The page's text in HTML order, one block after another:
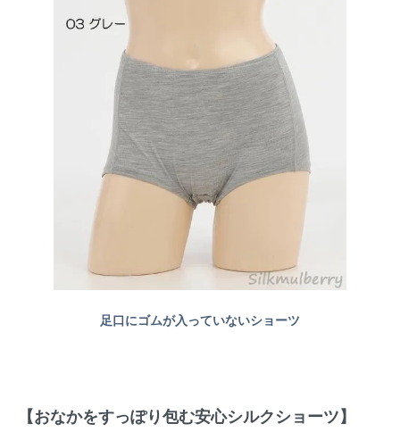
足口にゴムが入っていないショーツ
【おなかをすっぽり包む安心シルクショーツ】